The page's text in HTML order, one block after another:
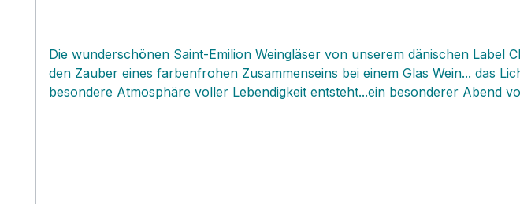
Die wunderschönen Saint-Emilion Weingläser von unserem dänischen Label
den Zauber eines farbenfrohen Zusammenseins bei einem Glas Wein... das
besondere Atmosphäre voller Lebendigkeit entsteht...ein besonderer Abend